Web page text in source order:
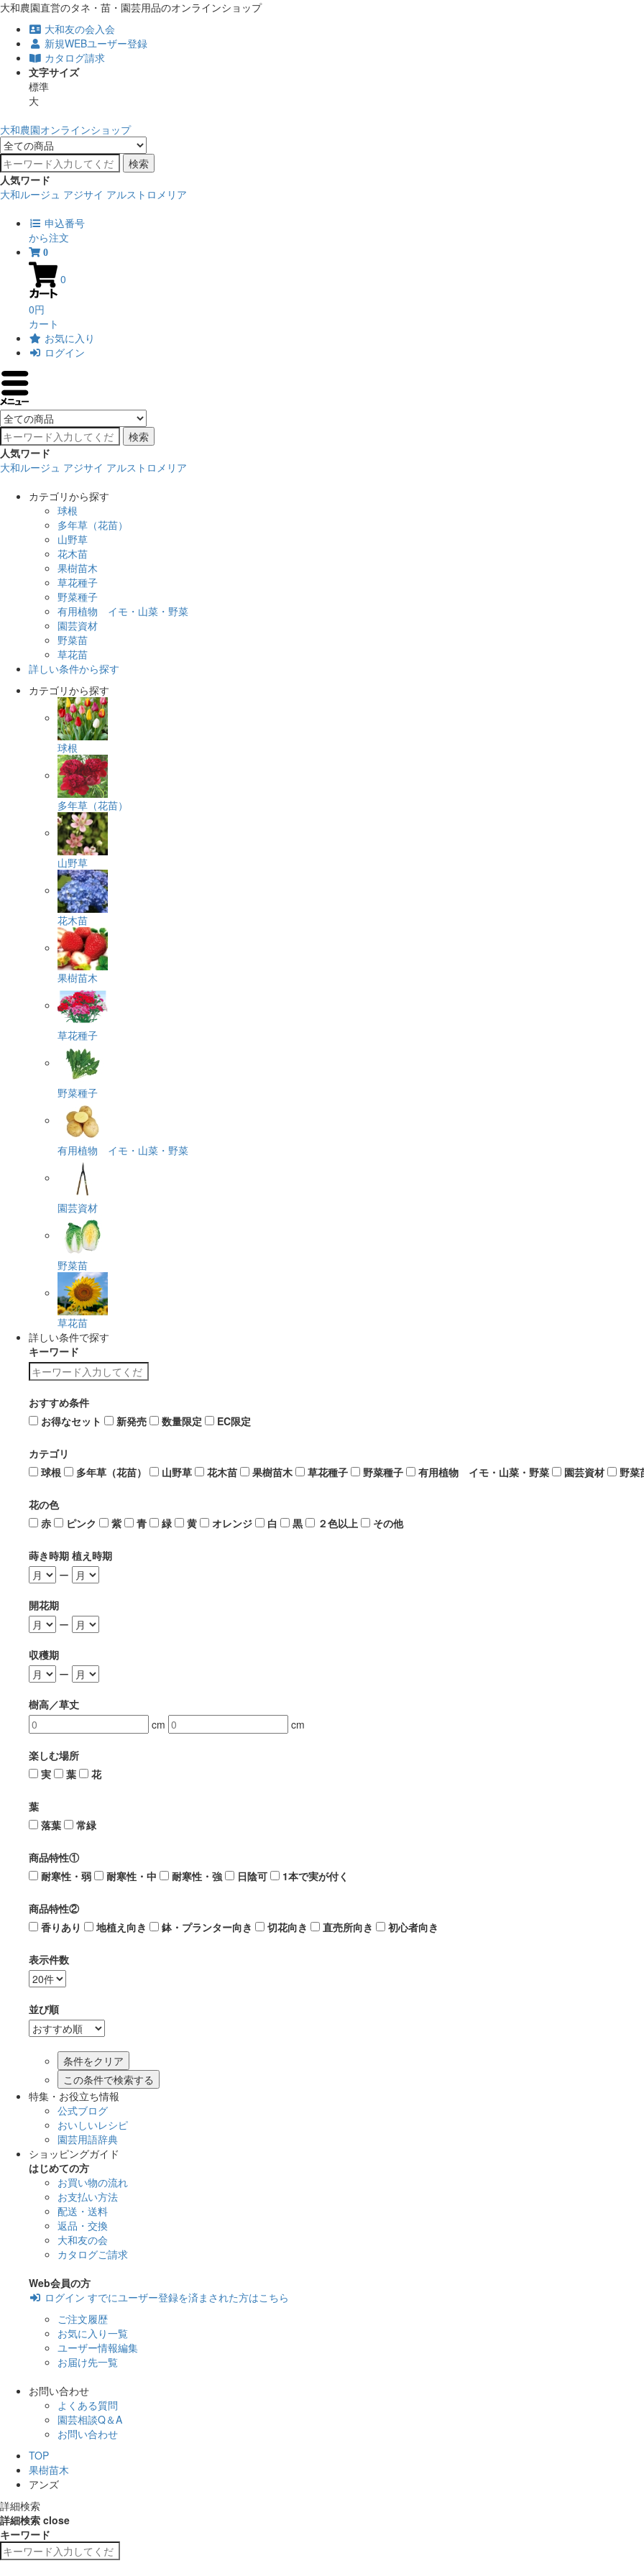
大和農園直営のタネ・苗・園芸用品のオンラインショップ
大和友の会入会
新規WEBユーザー登録
カタログ請求
文字サイズ
標準
大
大和農園オンラインショップ
検索
人気ワード
大和ルージュ アジサイ アルストロメリア
申込番号
から注文
0
0
0円
カート
お気に入り
ログイン
検索
人気ワード
大和ルージュ アジサイ アルストロメリア
カテゴリから探す
球根
多年草（花苗）
山野草
花木苗
果樹苗木
草花種子
野菜種子
有用植物 イモ・山菜・野菜
園芸資材
野菜苗
草花苗
詳しい条件から探す
カテゴリから探す
球根
多年草（花苗）
山野草
花木苗
果樹苗木
草花種子
野菜種子
有用植物 イモ・山菜・野菜
園芸資材
野菜苗
草花苗
詳しい条件で探す
キーワード
おすすめ条件
お得なセット
新発売 数量限定 EC限定
カテゴリ
球根
多年草（花苗） 山野草 花木苗 果樹苗木 草花種子 野菜種子 有用植物 イモ・山菜・野菜 園芸資材 野菜
花の色
赤
ピンク 紫 青 緑 黄 オレンジ 白 黒 ２色以上 その他
蒔き時期 植え時期
ー
開花期
ー
収穫期
ー
樹高／草丈
cm
cm
楽しむ場所
実
葉 花
葉
落葉
常緑
商品特性①
耐寒性・弱
耐寒性・中 耐寒性・強 日陰可 1本で実が付く
商品特性②
香りあり
地植え向き 鉢・プランター向き 切花向き 直売所向き 初心者向き
表示件数
並び順
この条件で検索する
特集・お役立ち情報
公式ブログ
おいしいレシピ
園芸用語辞典
ショッピングガイド
はじめての方
お買い物の流れ
お支払い方法
配送・送料
返品・交換
大和友の会
カタログご請求
Web会員の方
ログイン すでにユーザー登録を済まされた方はこちら
ご注文履歴
お気に入り一覧
ユーザー情報編集
お届け先一覧
お問い合わせ
よくある質問
園芸相談Q＆A
お問い合わせ
TOP
果樹苗木
アンズ
詳細検索
詳細検索 close
キーワード